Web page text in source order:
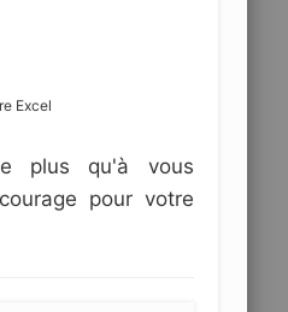
Excel
plus qu'à vous
pour votre